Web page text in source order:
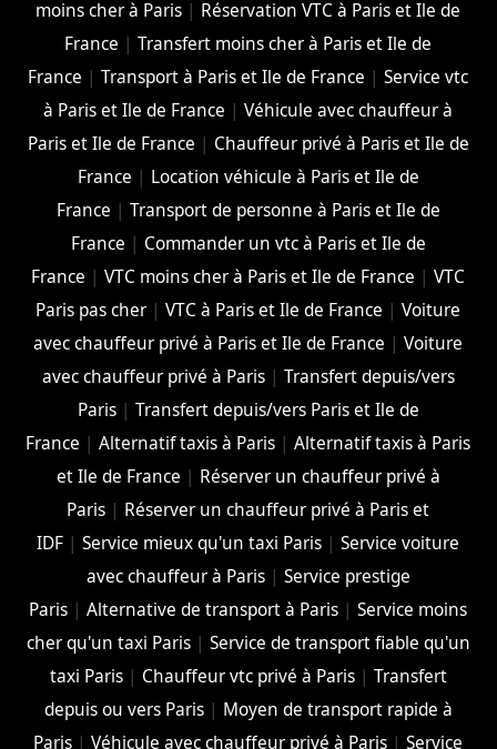
moins cher à Paris | Réservation VTC à Paris et Ile de
France |Transfert moins cher à Paris et Ile de
France |Transport à Paris et Ile de France |Service vtc
à Paris et Ile de France |Véhicule avec chauffeur à
Paris et Ile de France | Chauffeur privé à Paris et Ile de
France | Location véhicule à Paris et Ile de
France | Transport de personne à Paris et Ile de
France | Commander un vtc à Paris et Ile de
France |VTC moins cher à Paris et Ile de France |VTC
Paris pas cher |VTC à Paris et Ile de France |Voiture
avec chauffeur privé à Paris et Ile de France |Voiture
avec chauffeur privé à Paris| Transfert depuis/vers
Paris| Transfert depuis/vers Paris et Ile de
France |Alternatif taxis à Paris |Alternatif taxis à Paris
et Ile de France | Réserver un chauffeur privé à
Paris | Réserver un chauffeur privé à Paris et
IDF |Service mieux qu'un taxi Paris |Service voiture
avec chauffeur à Paris| Service prestige
Paris |Alternative de transport à Paris |Service moins
cher qu'un taxi Paris| Service de transport fiable qu'un
taxi Paris| Chauffeur vtc privé à Paris| Transfert
depuis ou vers Paris| Moyen de transport rapide à
Paris |Véhicule avec chauffeur privé à Paris |Service